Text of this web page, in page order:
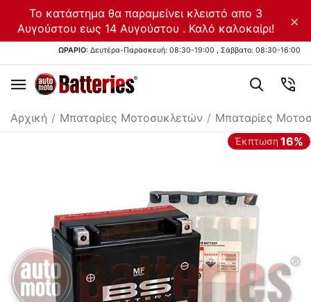
Το κατάστημα θα παραμείνει κλειστό απο 3
Αυγούστου εως 14 Αυγούστου . Καλό καλοκαίρι!
×
ΩΡΑΡΙΟ: Δευτέρα-Παρασκευή: 08:30-19:00 , Σάββατο: 08:30-16:00
Αρχική / Μπαταρίες Μοτοσυκλετών / Μπαταρίες
Έκπτωση 16%